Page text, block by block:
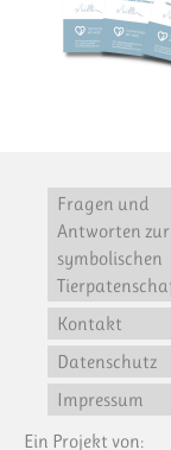
Fragen und
Antworten zur
symbolischen
Kontakt
Datenschutz
Impressum
Ein Projekt von: